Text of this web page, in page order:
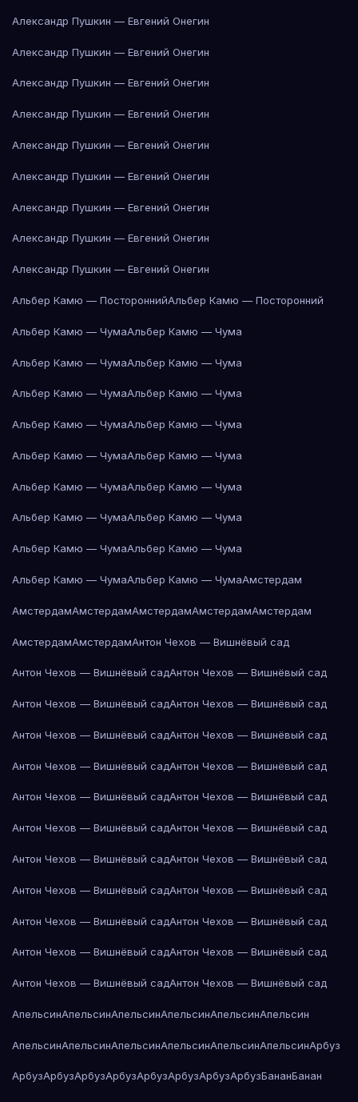
Александр Пушкин — Евгений Онегин
Александр Пушкин — Евгений Онегин
Александр Пушкин — Евгений Онегин
Александр Пушкин — Евгений Онегин
Александр Пушкин — Евгений Онегин
Александр Пушкин — Евгений Онегин
Александр Пушкин — Евгений Онегин
Александр Пушкин — Евгений Онегин
Александр Пушкин — Евгений Онегин
Альбер Камю — ПостороннийАльбер Камю — Посторонний
Альбер Камю — ЧумаАльбер Камю — Чума
Альбер Камю — ЧумаАльбер Камю — Чума
Альбер Камю — ЧумаАльбер Камю — Чума
Альбер Камю — ЧумаАльбер Камю — Чума
Альбер Камю — ЧумаАльбер Камю — Чума
Альбер Камю — ЧумаАльбер Камю — Чума
Альбер Камю — ЧумаАльбер Камю — Чума
Альбер Камю — ЧумаАльбер Камю — Чума
Альбер Камю — ЧумаАльбер Камю — ЧумаАмстердам
АмстердамАмстердамАмстердамАмстердамАмстердам
АмстердамАмстердамАнтон Чехов — Вишнёвый сад
Антон Чехов — Вишнёвый садАнтон Чехов — Вишнёвый сад
Антон Чехов — Вишнёвый садАнтон Чехов — Вишнёвый сад
Антон Чехов — Вишнёвый садАнтон Чехов — Вишнёвый сад
Антон Чехов — Вишнёвый садАнтон Чехов — Вишнёвый сад
Антон Чехов — Вишнёвый садАнтон Чехов — Вишнёвый сад
Антон Чехов — Вишнёвый садАнтон Чехов — Вишнёвый сад
Антон Чехов — Вишнёвый садАнтон Чехов — Вишнёвый сад
Антон Чехов — Вишнёвый садАнтон Чехов — Вишнёвый сад
Антон Чехов — Вишнёвый садАнтон Чехов — Вишнёвый сад
Антон Чехов — Вишнёвый садАнтон Чехов — Вишнёвый сад
Антон Чехов — Вишнёвый садАнтон Чехов — Вишнёвый сад
АпельсинАпельсинАпельсинАпельсинАпельсинАпельсин
АпельсинАпельсинАпельсинАпельсинАпельсинАпельсинАрбуз
АрбузАрбузАрбузАрбузАрбузАрбузАрбузАрбузБананБанан